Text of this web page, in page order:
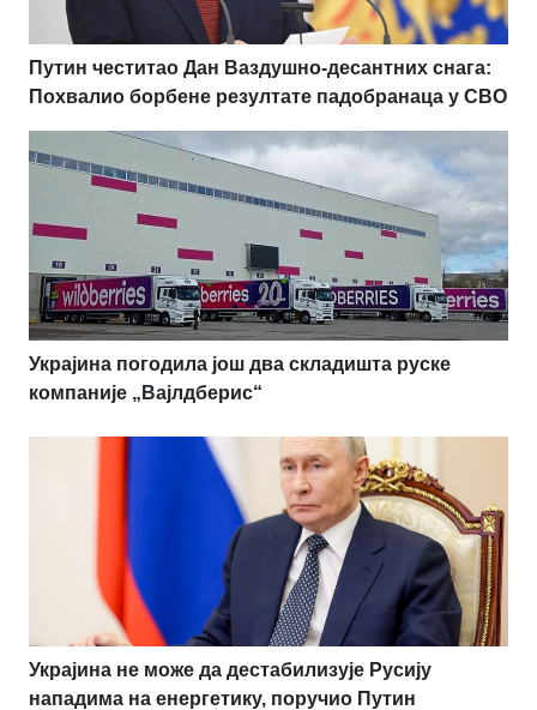
Путин честитао Дан Ваздушно-десантних снага:
Похвалио борбене резултате падобранаца у СВО
Украјина погодила још два складишта руске
компаније „Вајлдберис“
Украјина не може да дестабилизује Русију
нападима на енергетику, поручио Путин